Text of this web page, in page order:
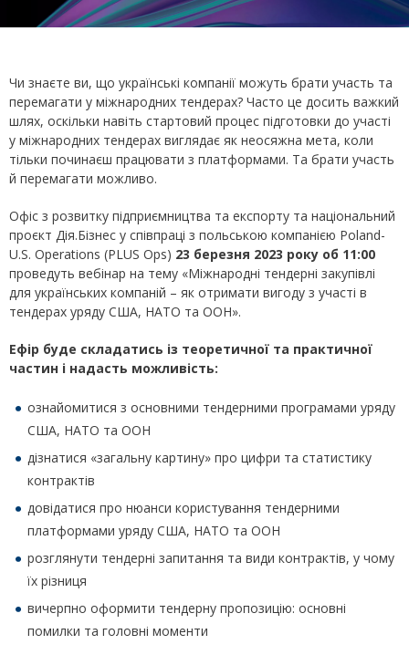
Чи знаєте ви, що українські компанії можуть брати участь та
перемагати у міжнародних тендерах? Часто це досить важкий
шлях, оскільки навіть стартовий процес підготовки до участі
у міжнародних тендерах виглядає як неосяжна мета, коли
тільки починаєш працювати з платформами. Та брати участь
й перемагати можливо.
Офіс з розвитку підприємництва та експорту та національний
проєкт Дія.Бізнес у співпраці з польською компанією Poland-
U.S. Operations (PLUS Ops) 23 березня 2023 року об 11:00
проведуть вебінар на тему «Міжнародні тендерні закупівлі
для українських компаній – як отримати вигоду з участі в
тендерах уряду США, НАТО та ООН».
Ефір буде складатись із теоретичної та практичної
частин і надасть можливість:
ознайомитися з основними тендерними програмами уряду
США, НАТО та ООН
дізнатися «загальну картину» про цифри та статистику
контрактів
довідатися про нюанси користування тендерними
платформами уряду США, НАТО та ООН
розглянути тендерні запитання та види контрактів, у чому
їх різниця
вичерпно оформити тендерну пропозицію: основні
помилки та головні моменти